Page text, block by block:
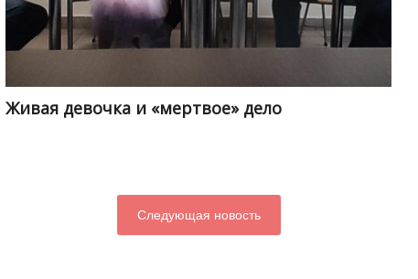
Живая девочка и «мертвое» дело
Следующая новость